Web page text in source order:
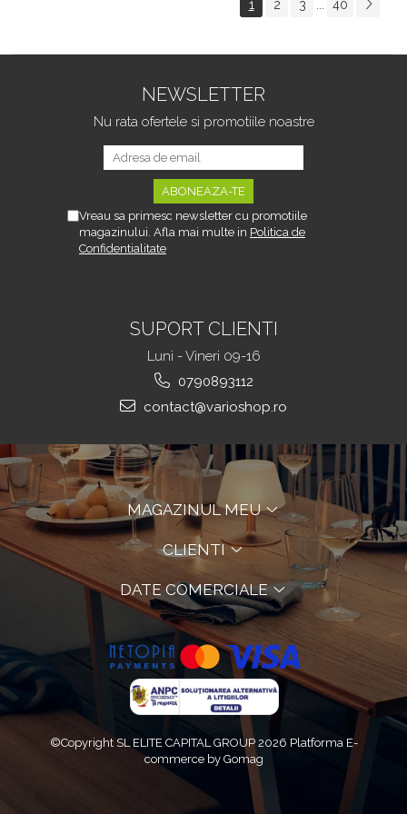
sau Portbagajului,
1 2 3 ... 40
NEWSLETTER
Nu rata ofertele si promotiile noastre
Vreau sa primesc newsletter cu promotiile
magazinului. Afla mai multe in Politica de
Confidentialitate
SUPORT CLIENTI
Luni - Vineri 09-16
0790893112
contact@varioshop.ro
MAGAZINUL MEU
CLIENTI
DATE COMERCIALE
©Copyright SL ELITE CAPITAL GROUP 2026 Platforma E-
commerce by Gomag